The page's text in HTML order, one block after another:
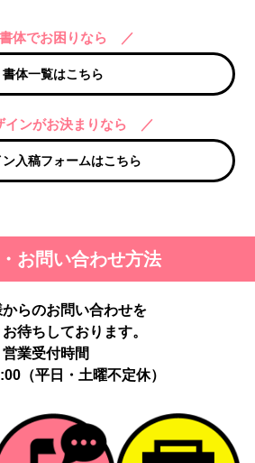
体でお困りなら ／
書体一覧はこちら
ンがお決まりなら ／
入稿フォームはこちら
お問い合わせ方法
からのお問い合わせを
待ちしております。
営業受付時間
（平日・土曜不定休）